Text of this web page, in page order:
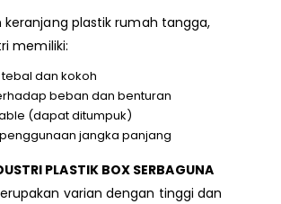
keranjang plastik rumah tangga,
memiliki:
dan kokoh
beban dan benturan
(dapat ditumpuk)
jangka panjang
PLASTIK BOX SERBAGUNA
varian dengan tinggi dan